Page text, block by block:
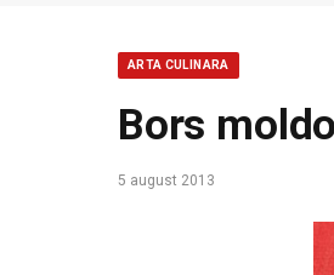
ARTA CULINARA
Bors
5 august 2013